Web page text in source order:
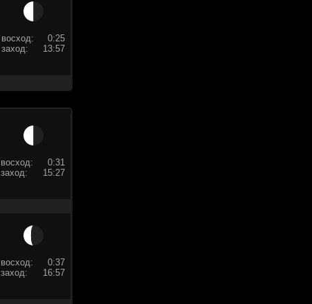
восход:
0:25
заход:
13:57
восход:
0:31
заход:
15:27
восход:
0:37
заход:
16:57